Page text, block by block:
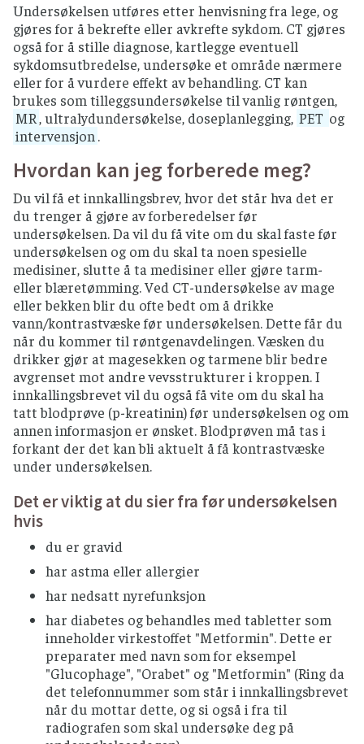
Undersøkelsen utføres etter henvisning fra lege, og
gjøres for å bekrefte eller avkrefte sykdom. CT gjøres
også for å stille diagnose, kartlegge eventuell
sykdomsutbredelse, undersøke et område nærmere
eller for å vurdere effekt av behandling. CT kan
brukes som tilleggsundersøkelse til vanlig røntgen,
MR, ultralydundersøkelse, doseplanlegging, PET og
intervensjon .
Hvordan kan jeg forberede meg?
Du vil få et innkallingsbrev, hvor det står hva det er
du trenger å gjøre av forberedelser før
undersøkelsen. Da vil du få vite om du skal faste før
undersøkelsen og om du skal ta noen spesielle
medisiner, slutte å ta medisiner eller gjøre tarm-
eller blæretømming. Ved CT-undersøkelse av mage
eller bekken blir du ofte bedt om å drikke
vann/kontrastvæske før undersøkelsen. Dette får du
når du kommer til røntgenavdelingen. Væsken du
drikker gjør at magesekken og tarmene blir bedre
avgrenset mot andre vevsstrukturer i kroppen. I
innkallingsbrevet vil du også få vite om du skal ha
tatt blodprøve (p-kreatinin) før undersøkelsen og om
annen informasjon er ønsket. Blodprøven må tas i
forkant der det kan bli aktuelt å få kontrastvæske
under undersøkelsen.
Det er viktig at du sier fra før undersøkelsen
hvis
du er gravid
har astma eller allergier
har nedsatt nyrefunksjon
har diabetes og behandles med tabletter som
inneholder virkestoffet "Metformin". Dette er
preparater med navn som for eksempel
"Glucophage", "Orabet" og "Metformin" (Ring da
det telefonnummer som står i innkallingsbrevet
når du mottar dette, og si også i fra til
radiografen som skal undersøke deg på